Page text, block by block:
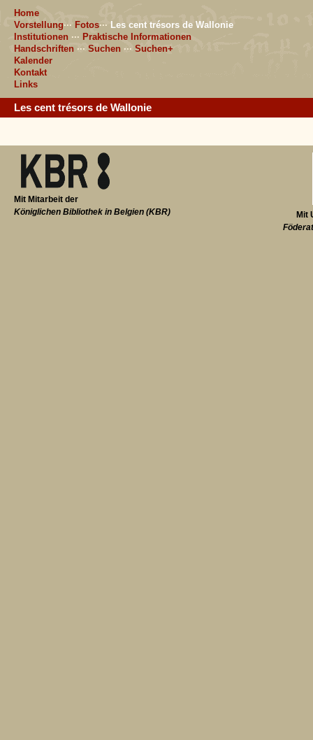
Home
Vorstellung··· Fotos··· Les cent trésors de Wallonie
Institutionen ··· Praktische Informationen
Handschriften ··· Suchen ··· Suchen+
Kalender
Kontakt
Links
Les cent trésors de Wallonie
Mit
Mit Mitarbeit der
Königlichen Bibliothek in Belgien (KBR)